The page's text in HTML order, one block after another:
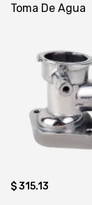
Toma De Agua
$ 315.13